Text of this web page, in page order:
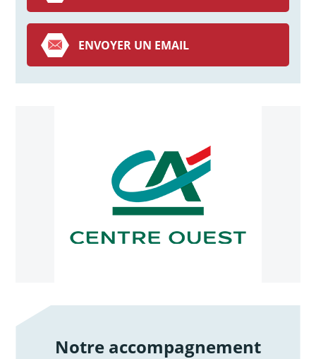
ENVOYER UN EMAIL
Notre accompagnement